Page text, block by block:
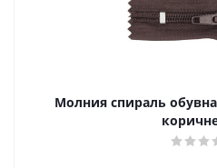
Молния спираль